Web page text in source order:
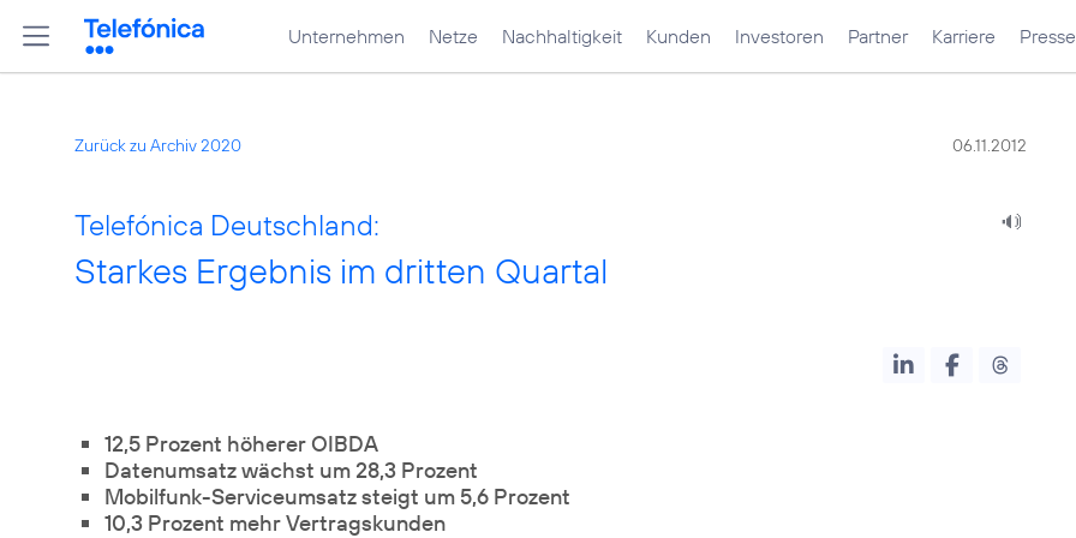
Unternehmen Netze Nachhaltigkeit Kunden Investoren Partner Karriere Presse
Zurück zu Archiv 2020 06.11.2012
Telefónica Deutschland:
Starkes Ergebnis im dritten Quartal
12,5 Prozent höherer OIBDA
Datenumsatz wächst um 28,3 Prozent
Mobilfunk-Serviceumsatz steigt um 5,6 Prozent
10,3 Prozent mehr Vertragskunden